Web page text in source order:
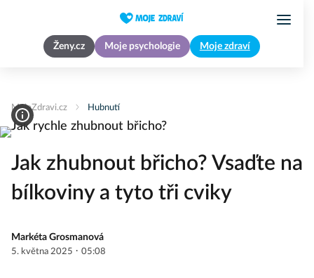
Ženy.cz Moje psychologie Moje zdraví
MojeZdravi.cz Hubnutí
Jak zhubnout břicho? Vsaďte na
bílkoviny a tyto tři cviky
Markéta Grosmanová
5. května 2025 · 05:08